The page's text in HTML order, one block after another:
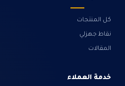
كل المنتجات
نقاط جهزلي
المقالات
خدمة العملاء